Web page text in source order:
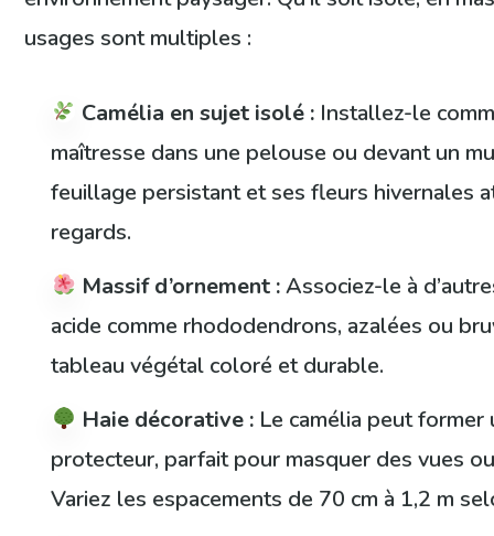
usages sont multiples :
Camélia en sujet isolé : Installez-le
maîtresse dans une pelouse ou devant un
feuillage persistant et ses fleurs hivernales
regards.
Massif d’ornement :Associez-le à
acide comme rhododendrons, azalées ou
tableau végétal coloré et durable.
Haie décorative : Le camélia peut
protecteur, parfait pour masquer des vues
Variez les espacements de 70 cm à 1,2 m